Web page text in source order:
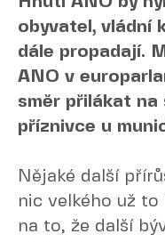
obyvatel, vládní
dále propadají.
ANO v
směr přilákat na
příznivce u
Nějaké další
nic velkého už to
na to, že další